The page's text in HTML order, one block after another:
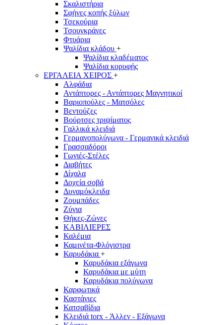
Σκαλιστήρια
Σφήνες κοπής ξύλων
Τσεκούρια
Τσουγκράνες
Φτυάρια
Ψαλίδια κλάδου +
Ψαλίδια κλαδέματος
Ψαλίδια κορυφής
ΕΡΓΑΛΕΙΑ ΧΕΙΡΟΣ +
Αλφάδια
Αντάπτορες - Αντάπτορες Μαγνητικοί
Βαριοπούλες - Ματσόλες
Βεντούζες
Βούρτσες τριψίματος
Γαλλικά κλειδιά
Γερμανοπολύγωνα - Γερμανικά κλειδιά
Γρασσαδόροι
Γωνιές-Στέλες
Διαβήτες
Δίχαλα
Δοχεία σοβά
Δυναμόκλειδα
Ζουμπάδες
Ζύγια
Θήκες-Ζώνες
ΚΑΒΙΛΙΕΡΕΣ
Καλέμια
Καμινέτα-Φλόγιστρα
Καρυδάκια +
Καρυδάκια εξάγωνα
Καρυδάκια με μύτη
Καρυδάκια πολύγωνα
Καρφωτικά
Καστάνιες
Κατσαβίδια
Κλειδιά torx - Άλλεν - Εξάγωνα